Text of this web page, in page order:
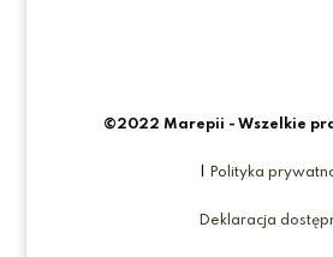
©2022 Marepii - Wszelkie
Polityka
Deklaracja